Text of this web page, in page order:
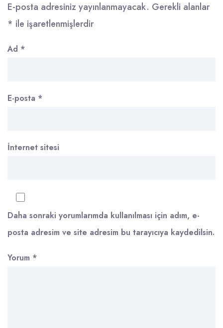
E-posta adresiniz yayınlanmayacak. Gerekli alanlar
* ile işaretlenmişlerdir
Ad *
E-posta *
İnternet sitesi
Daha sonraki yorumlarımda kullanılması için adım, e-
posta adresim ve site adresim bu tarayıcıya kaydedilsin.
Yorum *